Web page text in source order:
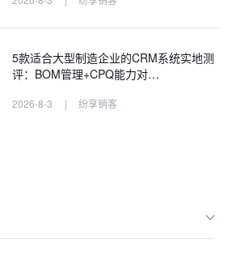
5款适合大型制造企业的CRM系统实地测
评：BOM管理+CPQ能力对…
2026-8-3 | 纷享销客